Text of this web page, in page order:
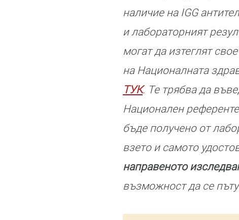
наличие на IGG
и лабораторният
могат да изтеглят
на Националната
ТУК. Те трябва да
Национален
бъде получено от
взето и самото
направеното
възможност да се